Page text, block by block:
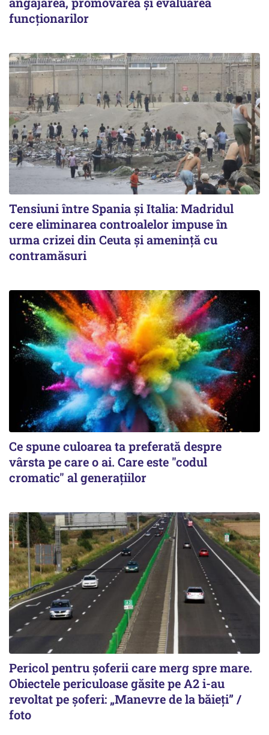
funcționarilor
Tensiuni între Spania și Italia: Madridul
cere eliminarea controalelor impuse în
urma crizei din Ceuta și amenință cu
contramăsuri
Ce spune culoarea ta preferată despre
vârsta pe care o ai. Care este "codul
cromatic" al generațiilor
Pericol pentru șoferii care merg spre mare.
Obiectele periculoase găsite pe A2 i-au
revoltat pe șoferi: „Manevre de la băieți” /
foto